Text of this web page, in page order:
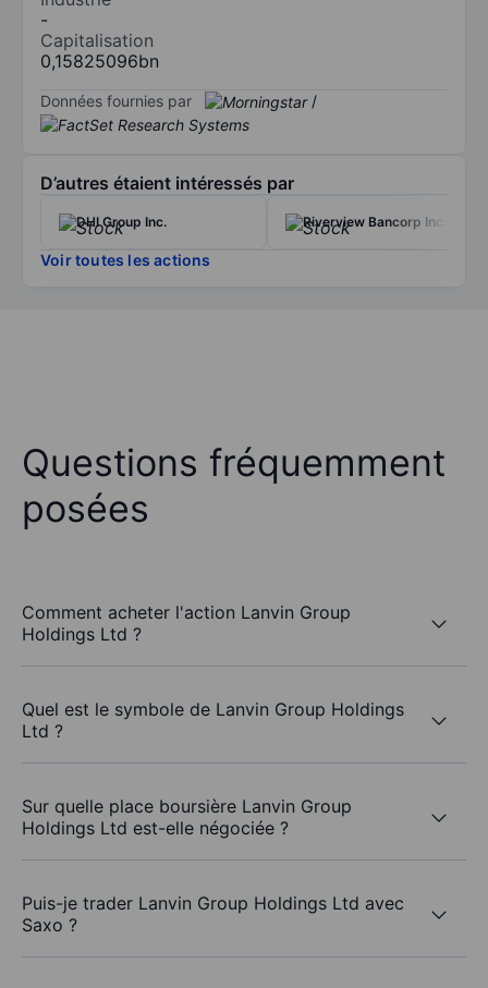
-
Capitalisation
0,15825096bn
Données fournies par /
D’autres étaient intéressés par
DHI Group Inc. Riverview Bancorp Inc.
Voir toutes les actions
Questions fréquemment
posées
Comment acheter l'action Lanvin Group
Holdings Ltd ?
Quel est le symbole de Lanvin Group Holdings
Ltd ?
Sur quelle place boursière Lanvin Group
Holdings Ltd est-elle négociée ?
Puis-je trader Lanvin Group Holdings Ltd avec
Saxo ?